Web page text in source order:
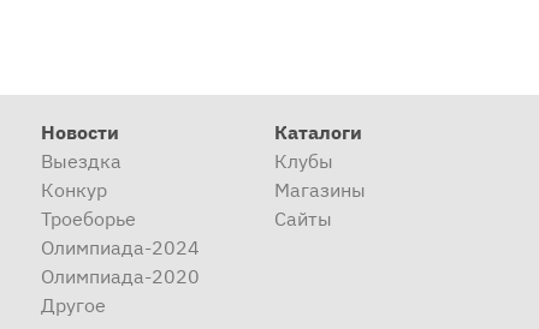
Новости
Выездка
Конкур
Троеборье
Олимпиада-2024
Олимпиада-2020
Другое
Каталоги
Клубы
Магазины
Сайты